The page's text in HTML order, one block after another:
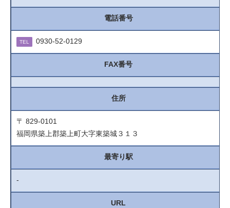
電話番号
TEL 0930-52-0129
FAX番号
住所
〒 829-0101
福岡県築上郡築上町大字東築城３１３
最寄り駅
-
URL